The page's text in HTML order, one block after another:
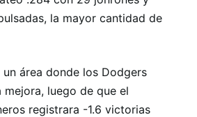
la mayor cantidad de
área donde los Dodgers
mejora, luego de que el
registrara -1.6 victorias